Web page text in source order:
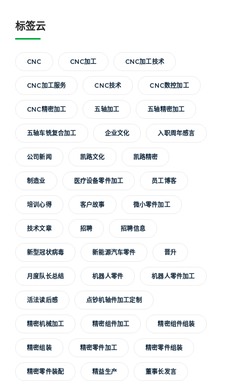
标签云
CNC CNC加工 CNC加工技术
CNC加工服务 CNC技术 CNC数控加工
CNC精密加工 五轴加工 五轴精密加工
五轴车铣复合加工 企业文化 入职周年感言
公司新闻 凯路文化 凯路精密
制造业 医疗设备零件加工 员工博客
培训心得 客户故事 微小零件加工
技术文章 招聘 招聘信息
新型冠状病毒 新能源汽车零件 晋升
月度队长总结 机器人零件 机器人零件加工
活法读后感 点钞机轴件加工定制
精密机械加工 精密组件加工 精密组件组装
精密组装 精密零件加工 精密零件组装
精密零件装配 精益生产 董事长发言